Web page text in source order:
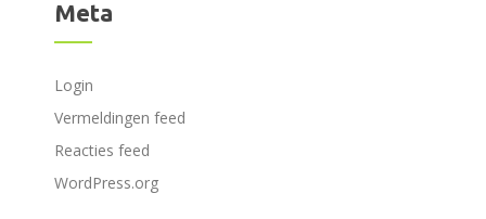
Meta
Login
Vermeldingen feed
Reacties feed
WordPress.org